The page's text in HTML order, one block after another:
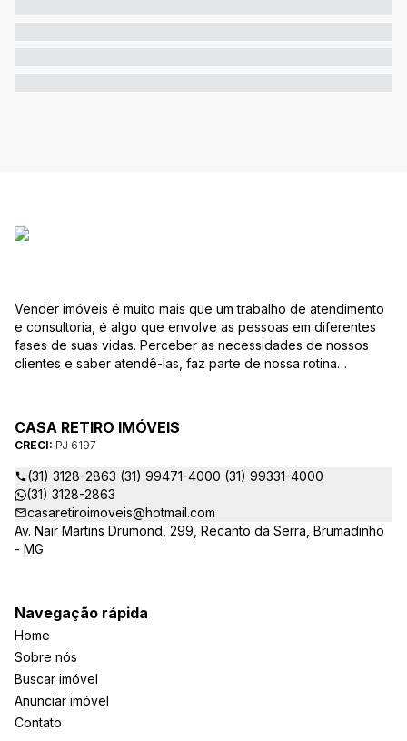
Vender imóveis é muito mais que um trabalho de atendimento
e consultoria, é algo que envolve as pessoas em diferentes
fases de suas vidas. Perceber as necessidades de nossos
clientes e saber atendê-las, faz parte de nossa rotina
qualidade e criatividade, desde o desenvolvimento do
produto até o pós-venda. Com uma equipe experiente e
dinâmica, a Casa Retiro oferece aos vendedores,
construtores, incorporadores e investidores consultoria em
avaliação imobiliária, estudo de viabilidade, desenvolvimento
de produto, e gerenciamento de vendas.
CASA RETIRO IMÓVEIS
CRECI: PJ 6197
(31) 3128-2863 (31) 99471-4000 (31) 99331-4000
(31) 3128-2863
casaretiroimoveis@hotmail.com
Av. Nair Martins Drumond, 299, Recanto da Serra, Brumadinho
- MG
Navegação rápida
Home
Sobre nós
Buscar imóvel
Anunciar imóvel
Contato